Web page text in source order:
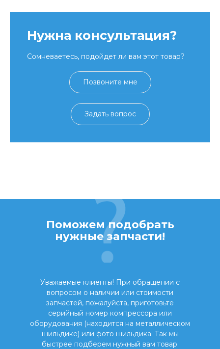
Нужна консультация?
Сомневаетесь, подойдет ли вам этот товар?
Позвоните мне
Задать вопрос
Поможем подобрать
нужные запчасти!
Уважаемые клиенты! При обращении с
вопросом о наличии или стоимости
запчастей, пожалуйста, приготовьте
серийный номер компрессора или
оборудования (находится на металлическом
шильдике) или фото шильдика. Так мы
быстрее подберем нужный вам товар.